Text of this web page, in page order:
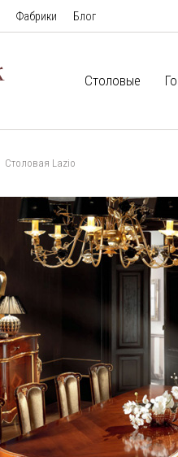
Фабрики Блог
Столовые
Столовая Lazio